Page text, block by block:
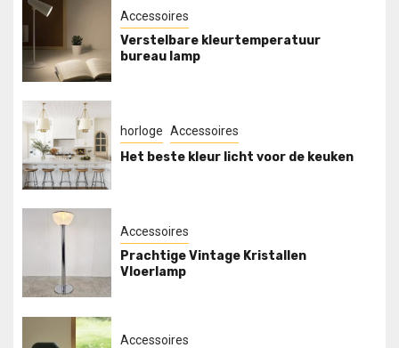
Accessoires
Verstelbare kleurtemperatuur
bureau lamp
horloge Accessoires
Het beste kleur licht voor de keuken
Accessoires
Prachtige Vintage Kristallen
Vloerlamp
Accessoires